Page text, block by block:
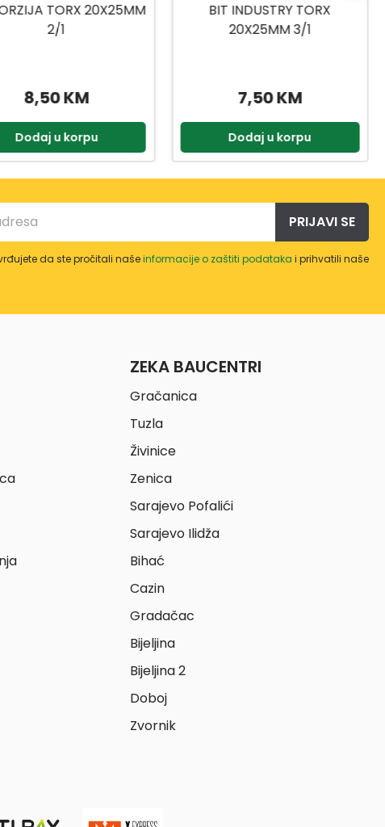
INDUSTRY TORX
20X25MM 3/1
7,50 KM
Dodaj u korpu
NASADNI KLJUČEVI
1/4,3/8,1/2 216-DJ.
399,90 KM
Dodaj u korpu
PRIJAVI SE
da ste pročitali našeinformacije o zaštiti podataka i prihvatili naše
ZEKA BAUCENTRI
Gračanica
Tuzla
Živinice
Zenica
Sarajevo Pofalići
Sarajevo Ilidža
Bihać
Cazin
Gradačac
Bijeljina
Bijeljina 2
Doboj
Zvornik